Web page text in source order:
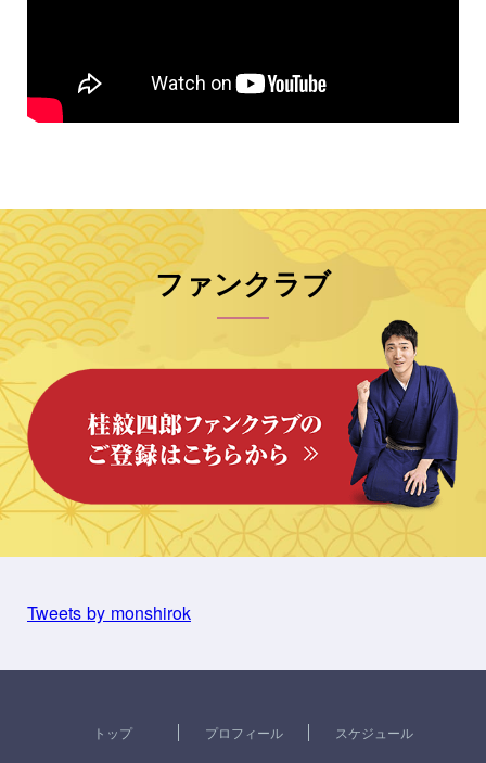
ファンクラブ
Tweets by monshirok
トップ プロフィール スケジュール